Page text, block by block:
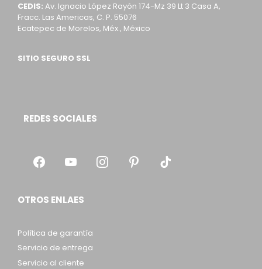
CEDIS: Av. Ignacio López Rayón 174-Mz 39 Lt 3 Casa A,
Fracc. Las Americas, C. P. 55076
Ecatepec de Morelos, Méx., México
SITIO SEGURO SSL
REDES SOCIALES
OTROS ENLAES
Política de garantía
Servicio de entrega
Servicio al cliente